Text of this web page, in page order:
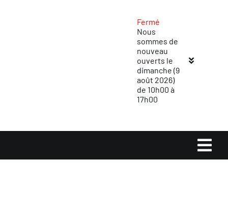
Fermé
Nous
sommes de
nouveau
ouverts le
dimanche (9
août 2026)
de 10h00 à
17h00